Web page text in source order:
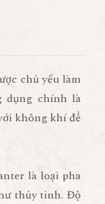
chủ yếu làm
dụng chính là
không khí để
là loại pha
thủy tinh. Độ